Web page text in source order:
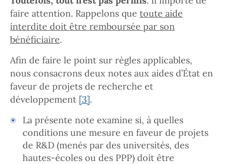
faire attention. Rappelons que toute aide
interdite doit être remboursée par son
bénéficiaire.
Afin de faire le point sur règles applicables,
nous consacrons deux notes aux aides d’État en
faveur de projets de recherche et
développement [3].
La présente note examine si, à quelles
conditions une mesure en faveur de projets
de R&D (menés par des universités, des
hautes-écoles ou des PPP) doit être